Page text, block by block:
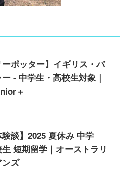
ーポッター】イギリス・バ
- 中学生・高校生対象｜
＋
験談】2025 夏休み 中学
短期留学｜オーストラリ
ズ